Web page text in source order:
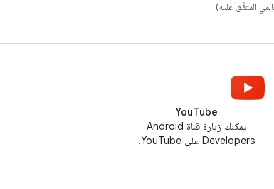
YouTube
يمكنك زيارة قناة Android
Developers على YouTube.